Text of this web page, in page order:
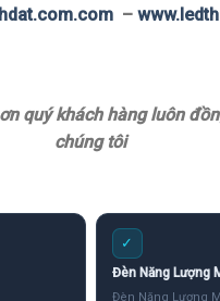
–
quý khách hàng luôn
chúng tôi
✓
Đèn Năng Lượng
Đèn Năng Lượng